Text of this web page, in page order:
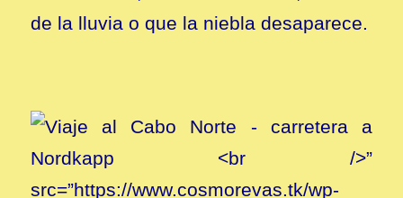
de la lluvia o que la niebla desaparece.